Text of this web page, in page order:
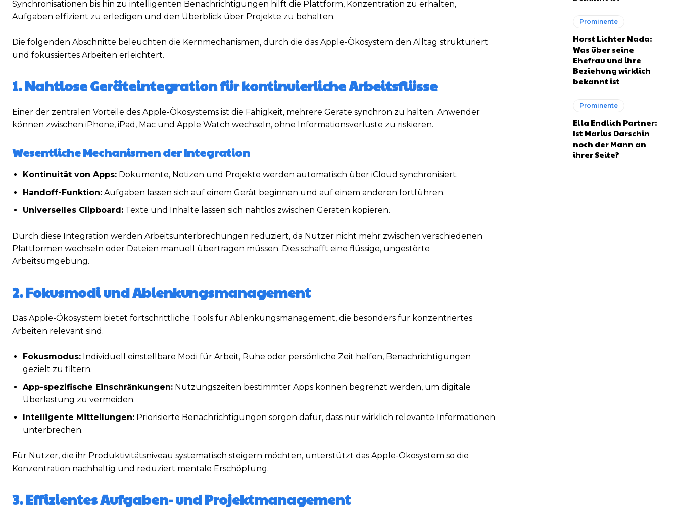
Synchronisationen bis hin zu intelligenten Benachrichtigungen hilft die Plattform, Konzentration zu erhalten,
Aufgaben effizient zu erledigen und den Überblick über Projekte zu behalten.
Die folgenden Abschnitte beleuchten die Kernmechanismen, durch die das Apple-Ökosystem den Alltag strukturiert
und fokussiertes Arbeiten erleichtert.
1. Nahtlose Geräteintegration für kontinuierliche Arbeitsflüsse
Einer der zentralen Vorteile des Apple-Ökosystems ist die Fähigkeit, mehrere Geräte synchron zu halten. Anwender
können zwischen iPhone, iPad, Mac und Apple Watch wechseln, ohne Informationsverluste zu riskieren.
Wesentliche Mechanismen der Integration
Kontinuität von Apps: Dokumente, Notizen und Projekte werden automatisch über iCloud synchronisiert.
Handoff-Funktion: Aufgaben lassen sich auf einem Gerät beginnen und auf einem anderen fortführen.
Universelles Clipboard: Texte und Inhalte lassen sich nahtlos zwischen Geräten kopieren.
Durch diese Integration werden Arbeitsunterbrechungen reduziert, da Nutzer nicht mehr zwischen verschiedenen
Plattformen wechseln oder Dateien manuell übertragen müssen. Dies schafft eine flüssige, ungestörte
Arbeitsumgebung.
2. Fokusmodi und Ablenkungsmanagement
Das Apple-Ökosystem bietet fortschrittliche Tools für Ablenkungsmanagement, die besonders für konzentriertes
Arbeiten relevant sind.
Fokusmodus: Individuell einstellbare Modi für Arbeit, Ruhe oder persönliche Zeit helfen, Benachrichtigungen
gezielt zu filtern.
App-spezifische Einschränkungen: Nutzungszeiten bestimmter Apps können begrenzt werden, um digitale
Überlastung zu vermeiden.
Intelligente Mitteilungen: Priorisierte Benachrichtigungen sorgen dafür, dass nur wirklich relevante Informationen
unterbrechen.
Für Nutzer, die ihr Produktivitätsniveau systematisch steigern möchten, unterstützt das Apple-Ökosystem so die
Konzentration nachhaltig und reduziert mentale Erschöpfung.
3. Effizientes Aufgaben- und Projektmanagement
Prominente
Horst Lichter Nada:
Was über seine
Ehefrau und ihre
Beziehung wirklich
bekannt ist
Prominente
Ella Endlich Partner:
Ist Marius Darschin
noch der Mann an
ihrer Seite?